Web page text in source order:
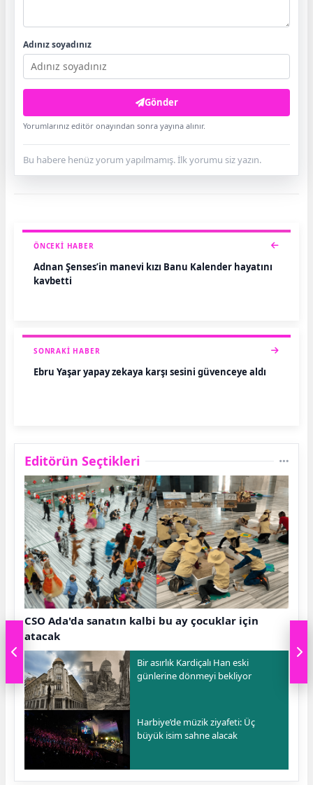
Adınız soyadınız
Gönder
Yorumlarınız editör onayından sonra yayına alınır.
Bu habere henüz yorum yapılmamış. İlk yorumu siz yazın.
ÖNCEKI HABER
Adnan Şenses’in manevi kızı Banu Kalender hayatını
kaybetti
SONRAKI HABER
Ebru Yaşar yapay zekaya karşı sesini güvenceye aldı
Editörün Seçtikleri
CSO Ada'da sanatın kalbi bu ay çocuklar için
atacak
Bir asırlık Kardiçalı Han eski
günlerine dönmeyi bekliyor
Harbiye’de müzik ziyafeti: Üç
büyük isim sahne alacak